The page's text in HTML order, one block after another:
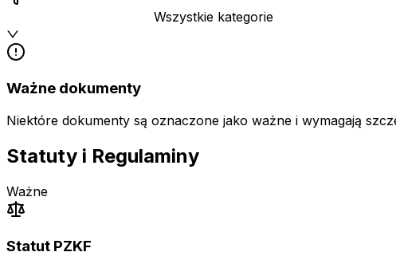
Wszystkie kategorie
Ważne dokumenty
Niektóre dokumenty są oznaczone jako ważne i wymagają
Statuty i Regulaminy
Ważne
Statut PZKF